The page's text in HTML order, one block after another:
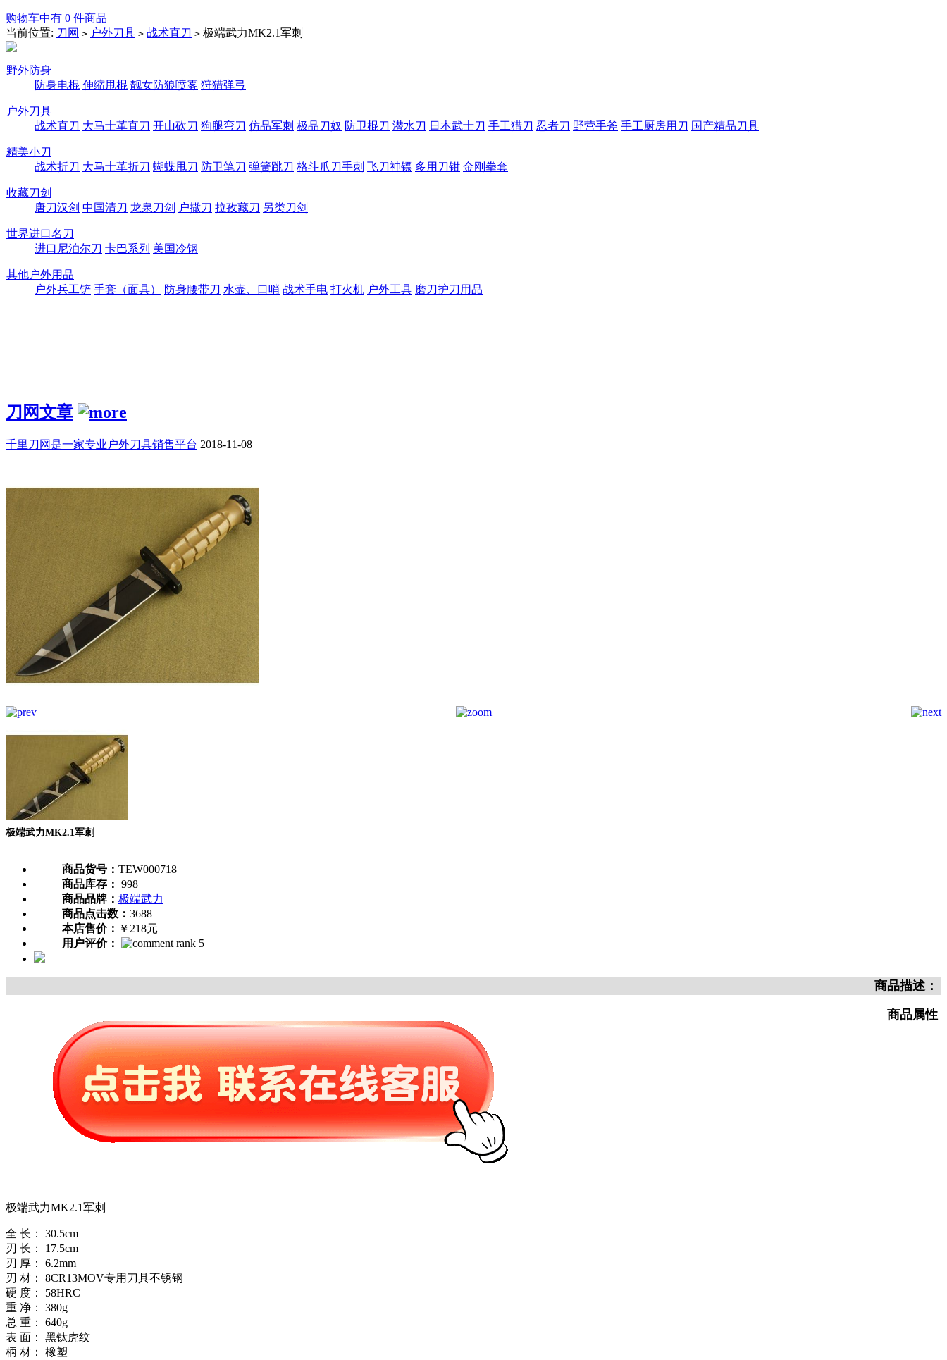
购物车中有 0 件商品
当前位置: 刀网 > 户外刀具 > 战术直刀 > 极端武力MK2.1军刺
野外防身
防身电棍 伸缩甩棍 靓女防狼喷雾 狩猎弹弓
户外刀具
战术直刀 大马士革直刀 开山砍刀 狗腿弯刀 仿品军刺 极品刀奴 防卫棍刀 潜水刀 日本武士刀 手工猎刀 忍者刀 野营手斧 手工厨房用刀 国产精品刀具
精美小刀
战术折刀 大马士革折刀 蝴蝶甩刀 防卫笔刀 弹簧跳刀 格斗爪刀手刺 飞刀神镖 多用刀钳 金刚拳套
收藏刀剑
唐刀汉剑 中国清刀 龙泉刀剑 户撒刀 拉孜藏刀 另类刀剑
世界进口名刀
进口尼泊尔刀 卡巴系列 美国冷钢
其他户外用品
户外兵工铲 手套（面具） 防身腰带刀 水壶、口哨 战术手电 打火机 户外工具 磨刀护刀用品
刀网文章
千里刀网是一家专业户外刀具销售平台 2018-11-08
极端武力MK2.1军刺
商品货号： TEW000718
商品库存： 998
商品品牌： 极端武力
商品点击数： 3688
本店售价： ￥218元
用户评价：
商品描述：
商品属性
极端武力MK2.1军刺
全 长： 30.5cm
刃 长： 17.5cm
刃 厚： 6.2mm
刃 材： 8CR13MOV专用刀具不锈钢
硬 度： 58HRC
重 净： 380g
总 重： 640g
表 面： 黑钛虎纹
柄 材： 橡塑